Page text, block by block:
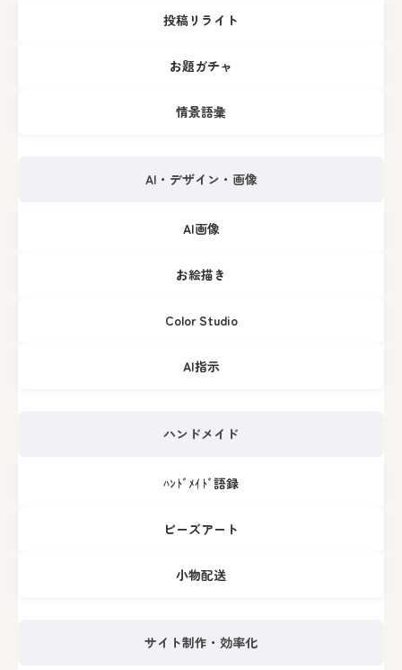
投稿リライト
お題ガチャ
情景語彙
AI・デザイン・画像
AI画像
お絵描き
Color Studio
AI指示
ハンドメイド
ﾊﾝﾄﾞﾒｲﾄﾞ語録
ビーズアート
小物配送
サイト制作・効率化